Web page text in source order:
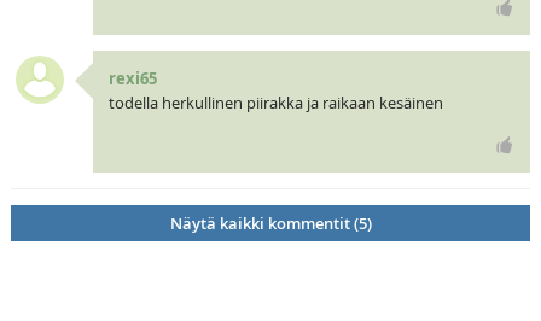
rexi65
todella herkullinen piirakka ja raikaan kesäinen
Näytä kaikki kommentit (5)